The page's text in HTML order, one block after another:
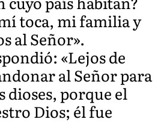
toca, mi familia y
al Señor».
«Lejos de
al Señor para
dioses, porque el
Dios; él fue